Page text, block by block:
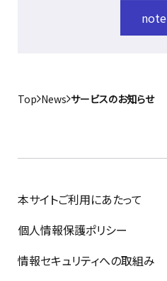
note
Top News サービスのお知らせ
本サイトご利用にあたって
個人情報保護ポリシー
情報セキュリティへの取組み